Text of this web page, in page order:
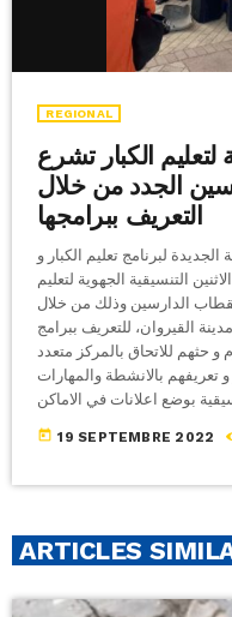
REGIONAL
لتعليم الكبار تشرع
الجدد من خلال
التعريف ببرامجها
لبرنامج تعليم الكبار و
التنسيقية الجهوية لتعليم
الدارسين وذلك من خلال
القيروان، للتعريف ببرامج
و حثهم للاتحاق بالمركز متعدد
تعريفهم بالانشطة والمهارات
today 19 SEPTEMBRE 2022
ARTICLES